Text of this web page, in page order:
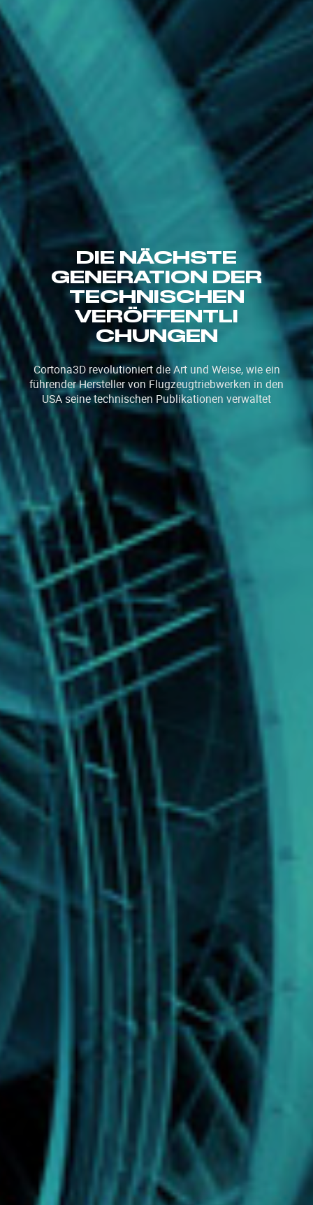
DIE NÄCHSTE
GENERATION DER
TECHNISCHEN
VERÖFFENTLI
CHUNGEN
Cortona3D revolutioniert die Art und Weise, wie ein
führender Hersteller von Flugzeugtriebwerken in den
USA seine technischen Publikationen verwaltet